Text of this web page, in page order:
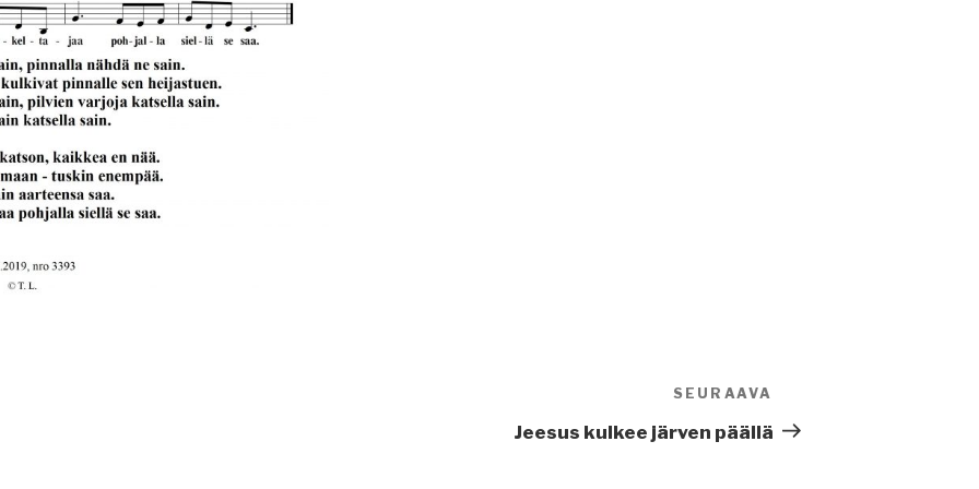
artikkeli
SEURAAVA
Jeesus kulkee järven päällä